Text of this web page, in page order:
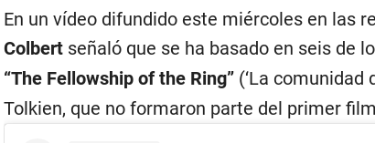
En un vídeo difundido este miércoles en las
Colbert señaló que se ha basado en seis de
“The Fellowship of the Ring” (‘La comunidad
Tolkien, que no formaron parte del primer